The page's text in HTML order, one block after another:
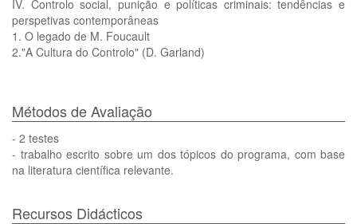
IV. Controlo social, punição e políticas criminais: tendências e
perspetivas contemporâneas
1. O legado de M. Foucault
2."A Cultura do Controlo" (D. Garland)
Métodos de Avaliação
- 2 testes
- trabalho escrito sobre um dos tópicos do programa, com base
na literatura científica relevante.
Recursos Didácticos